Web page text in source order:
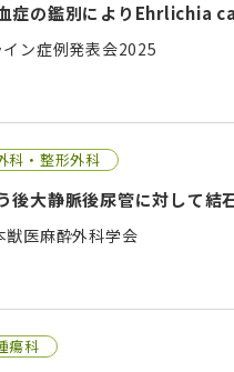
症の鑑別によりEhrlichia
ン症例発表会2025
科・整形外科
後大静脈後尿管に対して結
獣医麻酔外科学会
瘍科